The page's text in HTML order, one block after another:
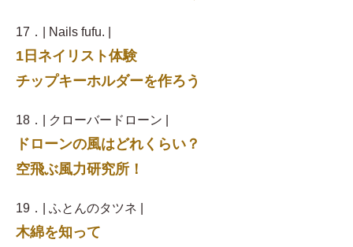
17．| Nails fufu. |
1日ネイリスト体験
チップキーホルダーを作ろう
18．| クローバードローン |
ドローンの風はどれくらい？
空飛ぶ風力研究所！
19．| ふとんのタツネ |
木綿を知って